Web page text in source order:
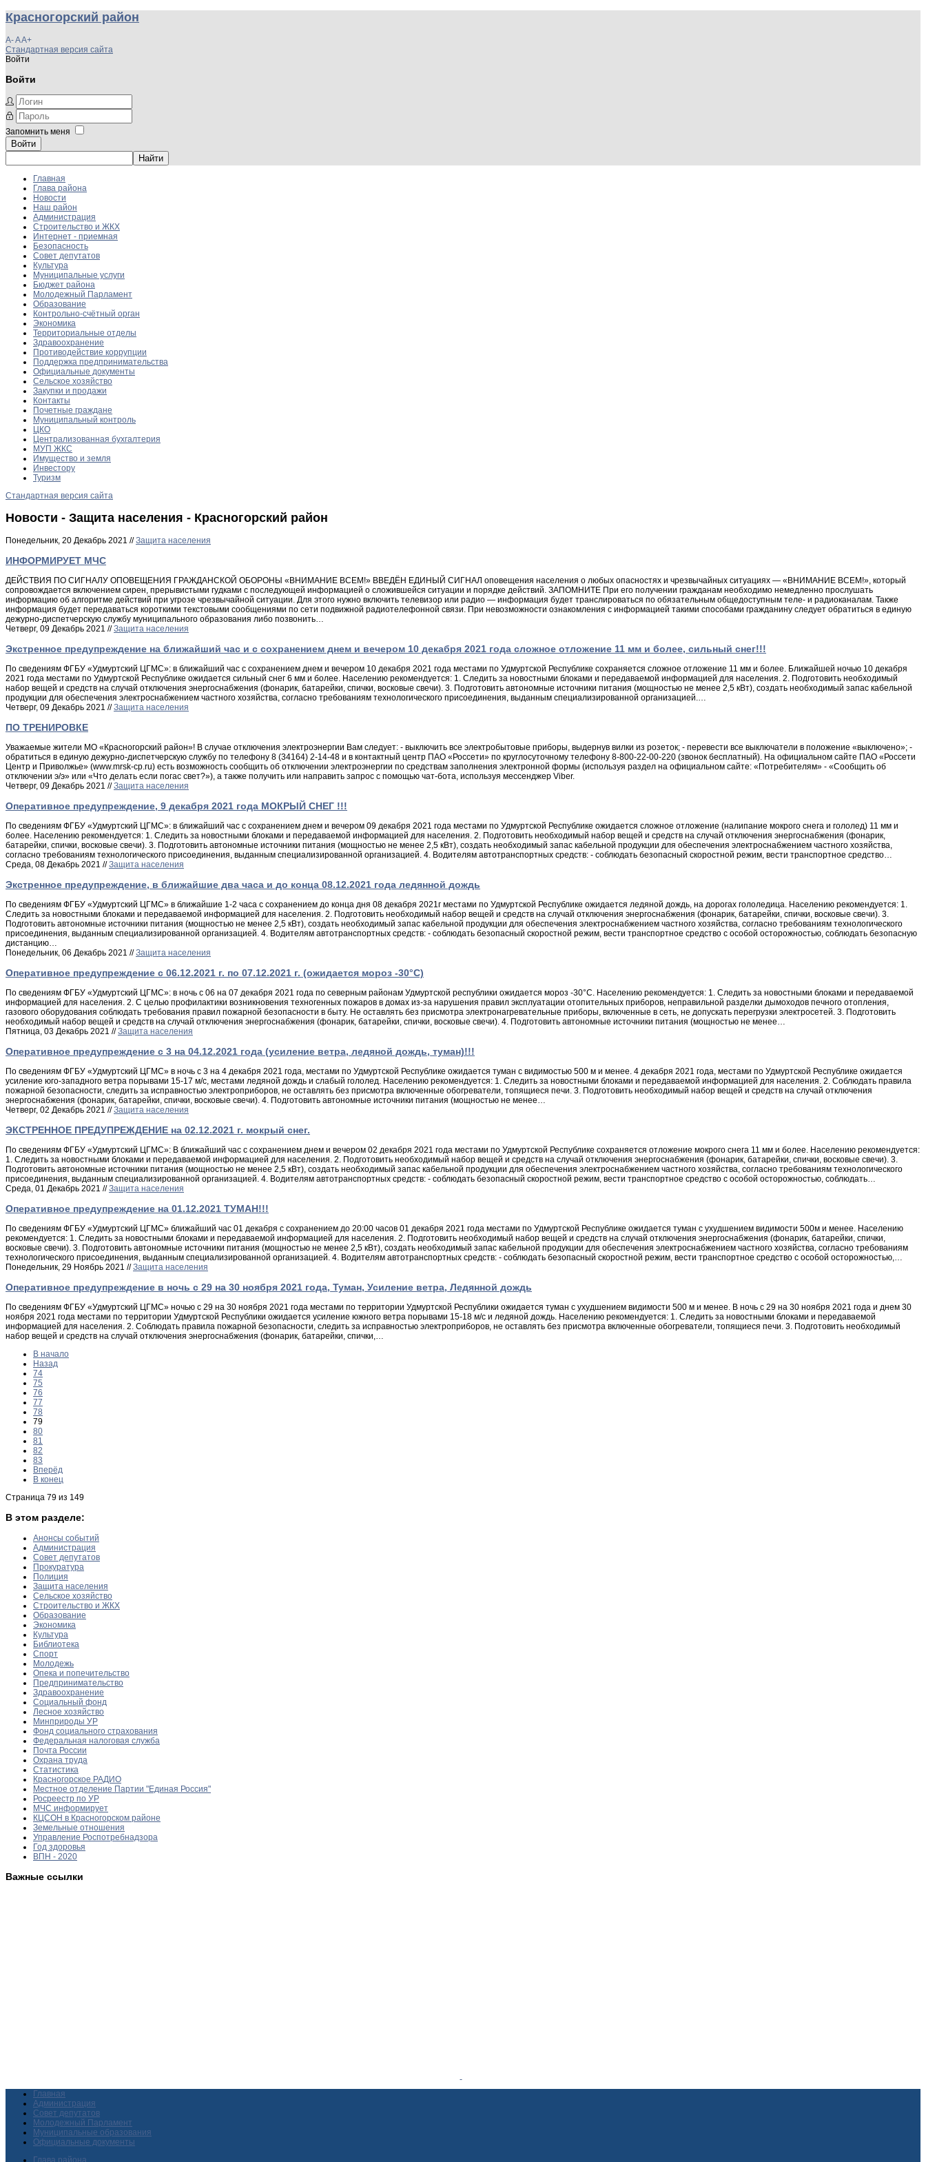
Красногорский район
A-AA+
Стандартная версия сайта
Войти
Войти
Запомнить меня
Войти
Главная
Глава района
Новости
Наш район
Администрация
Строительство и ЖКХ
Интернет - приемная
Безопасность
Совет депутатов
Культура
Муниципальные услуги
Бюджет района
Молодежный Парламент
Образование
Контрольно-счётный орган
Экономика
Территориальные отделы
Здравоохранение
Противодействие коррупции
Поддержка предпринимательства
Официальные документы
Сельское хозяйство
Закупки и продажи
Контакты
Почетные граждане
Муниципальный контроль
ЦКО
Централизованная бухгалтерия
МУП ЖКС
Имущество и земля
Инвестору
Туризм
Стандартная версия сайта
Новости - Защита населения - Красногорский район
Понедельник, 20 Декабрь 2021 //Защита населения
ИНФОРМИРУЕТ МЧС
ДЕЙСТВИЯ ПО СИГНАЛУ ОПОВЕЩЕНИЯ ГРАЖДАНСКОЙ ОБОРОНЫ «ВНИМАНИЕ ВСЕМ!» ВВЕДЁН ЕДИНЫЙ СИГНАЛ оповещения населения о любых опасностях и чрезвычайных ситуациях — «ВНИМАНИЕ ВСЕМ!», который
сопровождается включением сирен, прерывистыми гудками с последующей информацией о сложившейся ситуации и порядке действий. ЗАПОМНИТЕ При его получении гражданам необходимо немедленно прослушать
информацию об алгоритме действий при угрозе чрезвычайной ситуации. Для этого нужно включить телевизор или радио — информация будет транслироваться по обязательным общедоступным теле- и радиоканалам. Также
информация будет передаваться короткими текстовыми сообщениями по сети подвижной радиотелефонной связи. При невозможности ознакомления с информацией такими способами гражданину следует обратиться в единую
дежурно-диспетчерскую службу муниципального образования либо позвонить…
Четверг, 09 Декабрь 2021 //Защита населения
Экстренное предупреждение на ближайший час и с сохранением днем и вечером 10 декабря 2021 года сложное отложение 11 мм и более, сильный снег!!!
По сведениям ФГБУ «Удмуртский ЦГМС»: в ближайший час с сохранением днем и вечером 10 декабря 2021 года местами по Удмуртской Республике сохраняется сложное отложение 11 мм и более. Ближайшей ночью 10 декабря
2021 года местами по Удмуртской Республике ожидается сильный снег 6 мм и более. Населению рекомендуется: 1. Следить за новостными блоками и передаваемой информацией для населения. 2. Подготовить необходимый
набор вещей и средств на случай отключения энергоснабжения (фонарик, батарейки, спички, восковые свечи). 3. Подготовить автономные источники питания (мощностью не менее 2,5 кВт), создать необходимый запас кабельной
продукции для обеспечения электроснабжением частного хозяйства, согласно требованиям технологического присоединения, выданным специализированной организацией.…
Четверг, 09 Декабрь 2021 //Защита населения
ПО ТРЕНИРОВКЕ
Уважаемые жители МО «Красногорский район»! В случае отключения электроэнергии Вам следует: - выключить все электробытовые приборы, выдернув вилки из розеток; - перевести все выключатели в положение «выключено»; -
обратиться в единую дежурно-диспетчерскую службу по телефону 8 (34164) 2-14-48 и в контактный центр ПАО «Россети» по круглосуточному телефону 8-800-22-00-220 (звонок бесплатный). На официальном сайте ПАО «Россети
Центр и Приволжье» (www.mrsk-cp.ru) есть возможность сообщить об отключении электроэнергии по средствам заполнения электронной формы (используя раздел на официальном сайте: «Потребителям» - «Сообщить об
отключении э/э» или «Что делать если погас свет?»), а также получить или направить запрос с помощью чат-бота, используя мессенджер Viber.
Четверг, 09 Декабрь 2021 //Защита населения
Оперативное предупреждение, 9 декабря 2021 года МОКРЫЙ СНЕГ !!!
По сведениям ФГБУ «Удмуртский ЦГМС»: в ближайший час с сохранением днем и вечером 09 декабря 2021 года местами по Удмуртской Республике ожидается сложное отложение (налипание мокрого снега и гололед) 11 мм и
более. Населению рекомендуется: 1. Следить за новостными блоками и передаваемой информацией для населения. 2. Подготовить необходимый набор вещей и средств на случай отключения энергоснабжения (фонарик,
батарейки, спички, восковые свечи). 3. Подготовить автономные источники питания (мощностью не менее 2,5 кВт), создать необходимый запас кабельной продукции для обеспечения электроснабжением частного хозяйства,
согласно требованиям технологического присоединения, выданным специализированной организацией. 4. Водителям автотранспортных средств: - соблюдать безопасный скоростной режим, вести транспортное средство…
Среда, 08 Декабрь 2021 //Защита населения
Экстренное предупреждение, в ближайшие два часа и до конца 08.12.2021 года ледянной дождь
По сведениям ФГБУ «Удмуртский ЦГМС» в ближайшие 1-2 часа с сохранением до конца дня 08 декабря 2021г местами по Удмуртской Республике ожидается ледяной дождь, на дорогах гололедица. Населению рекомендуется: 1.
Следить за новостными блоками и передаваемой информацией для населения. 2. Подготовить необходимый набор вещей и средств на случай отключения энергоснабжения (фонарик, батарейки, спички, восковые свечи). 3.
Подготовить автономные источники питания (мощностью не менее 2,5 кВт), создать необходимый запас кабельной продукции для обеспечения электроснабжением частного хозяйства, согласно требованиям технологического
присоединения, выданным специализированной организацией. 4. Водителям автотранспортных средств: - соблюдать безопасный скоростной режим, вести транспортное средство с особой осторожностью, соблюдать безопасную
дистанцию…
Понедельник, 06 Декабрь 2021 //Защита населения
Оперативное предупреждение с 06.12.2021 г. по 07.12.2021 г. (ожидается мороз -30°С)
По сведениям ФГБУ «Удмуртский ЦГМС»: в ночь с 06 на 07 декабря 2021 года по северным районам Удмуртской республики ожидается мороз -30°С. Населению рекомендуется: 1. Следить за новостными блоками и передаваемой
информацией для населения. 2. С целью профилактики возникновения техногенных пожаров в домах из-за нарушения правил эксплуатации отопительных приборов, неправильной разделки дымоходов печного отопления,
газового оборудования соблюдать требования правил пожарной безопасности в быту. Не оставлять без присмотра электронагревательные приборы, включенные в сеть, не допускать перегрузки электросетей. 3. Подготовить
необходимый набор вещей и средств на случай отключения энергоснабжения (фонарик, батарейки, спички, восковые свечи). 4. Подготовить автономные источники питания (мощностью не менее…
Пятница, 03 Декабрь 2021 //Защита населения
Оперативное предупреждение с 3 на 04.12.2021 года (усиление ветра, ледяной дождь, туман)!!!
По сведениям ФГБУ «Удмуртский ЦГМС» в ночь с 3 на 4 декабря 2021 года, местами по Удмуртской Республике ожидается туман с видимостью 500 м и менее. 4 декабря 2021 года, местами по Удмуртской Республике ожидается
усиление юго-западного ветра порывами 15-17 м/с, местами ледяной дождь и слабый гололед. Населению рекомендуется: 1. Следить за новостными блоками и передаваемой информацией для населения. 2. Соблюдать правила
пожарной безопасности, следить за исправностью электроприборов, не оставлять без присмотра включенные обогреватели, топящиеся печи. 3. Подготовить необходимый набор вещей и средств на случай отключения
энергоснабжения (фонарик, батарейки, спички, восковые свечи). 4. Подготовить автономные источники питания (мощностью не менее…
Четверг, 02 Декабрь 2021 //Защита населения
ЭКСТРЕННОЕ ПРЕДУПРЕЖДЕНИЕ на 02.12.2021 г. мокрый снег.
По сведениям ФГБУ «Удмуртский ЦГМС»: В ближайший час с сохранением днем и вечером 02 декабря 2021 года местами по Удмуртской Республике сохраняется отложение мокрого снега 11 мм и более. Населению рекомендуется:
1. Следить за новостными блоками и передаваемой информацией для населения. 2. Подготовить необходимый набор вещей и средств на случай отключения энергоснабжения (фонарик, батарейки, спички, восковые свечи). 3.
Подготовить автономные источники питания (мощностью не менее 2,5 кВт), создать необходимый запас кабельной продукции для обеспечения электроснабжением частного хозяйства, согласно требованиям технологического
присоединения, выданным специализированной организацией. 4. Водителям автотранспортных средств: - соблюдать безопасный скоростной режим, вести транспортное средство с особой осторожностью, соблюдать…
Среда, 01 Декабрь 2021 //Защита населения
Оперативное предупреждение на 01.12.2021 ТУМАН!!!
По сведениям ФГБУ «Удмуртский ЦГМС» ближайший час 01 декабря с сохранением до 20:00 часов 01 декабря 2021 года местами по Удмуртской Республике ожидается туман с ухудшением видимости 500м и менее. Населению
рекомендуется: 1. Следить за новостными блоками и передаваемой информацией для населения. 2. Подготовить необходимый набор вещей и средств на случай отключения энергоснабжения (фонарик, батарейки, спички,
восковые свечи). 3. Подготовить автономные источники питания (мощностью не менее 2,5 кВт), создать необходимый запас кабельной продукции для обеспечения электроснабжением частного хозяйства, согласно требованиям
технологического присоединения, выданным специализированной организацией. 4. Водителям автотранспортных средств: - соблюдать безопасный скоростной режим, вести транспортное средство с особой осторожностью,…
Понедельник, 29 Ноябрь 2021 //Защита населения
Оперативное предупреждение в ночь с 29 на 30 ноября 2021 года, Туман, Усиление ветра, Ледянной дождь
По сведениям ФГБУ «Удмуртский ЦГМС» ночью с 29 на 30 ноября 2021 года местами по территории Удмуртской Республики ожидается туман с ухудшением видимости 500 м и менее. В ночь с 29 на 30 ноября 2021 года и днем 30
ноября 2021 года местами по территории Удмуртской Республики ожидается усиление южного ветра порывами 15-18 м/с и ледяной дождь. Населению рекомендуется: 1. Следить за новостными блоками и передаваемой
информацией для населения. 2. Соблюдать правила пожарной безопасности, следить за исправностью электроприборов, не оставлять без присмотра включенные обогреватели, топящиеся печи. 3. Подготовить необходимый
набор вещей и средств на случай отключения энергоснабжения (фонарик, батарейки, спички,…
В начало
Назад
74
75
76
77
78
79
80
81
82
83
Вперёд
В конец
Страница 79 из 149
В этом разделе:
Анонсы событий
Администрация
Совет депутатов
Прокуратура
Полиция
Защита населения
Сельское хозяйство
Строительство и ЖКХ
Образование
Экономика
Культура
Библиотека
Спорт
Молодежь
Опека и попечительство
Предпринимательство
Здравоохранение
Социальный фонд
Лесное хозяйство
Минприроды УР
Фонд социального страхования
Федеральная налоговая служба
Почта России
Охрана труда
Статистика
Красногорское РАДИО
Местное отделение Партии "Единая Россия"
Росреестр по УР
МЧС информирует
КЦСОН в Красногорском районе
Земельные отношения
Управление Роспотребнадзора
Год здоровья
ВПН - 2020
Важные ссылки
Главная
Администрация
Совет депутатов
Молодежный Парламент
Муниципальные образования
Официальные документы
Глава района